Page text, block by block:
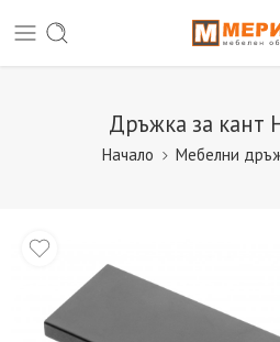
Дръжка за кант
Начало Мебелни